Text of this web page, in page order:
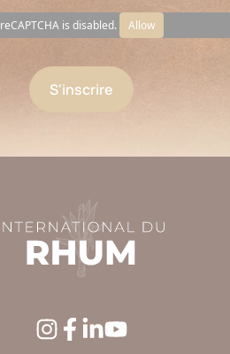
reCAPTCHA is disabled. Allow